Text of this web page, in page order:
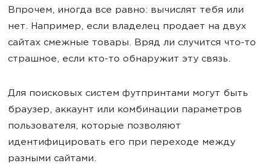
Впрочем, иногда все равно: вычислят тебя или
нет. Например, если владелец продает на двух
сайтах смежные товары. Вряд ли случится что-то
страшное, если кто-то обнаружит эту связь.
Для поисковых систем футпринтами могут быть
браузер, аккаунт или комбинации параметров
пользователя, которые позволяют
идентифицировать его при переходе между
разными сайтами.